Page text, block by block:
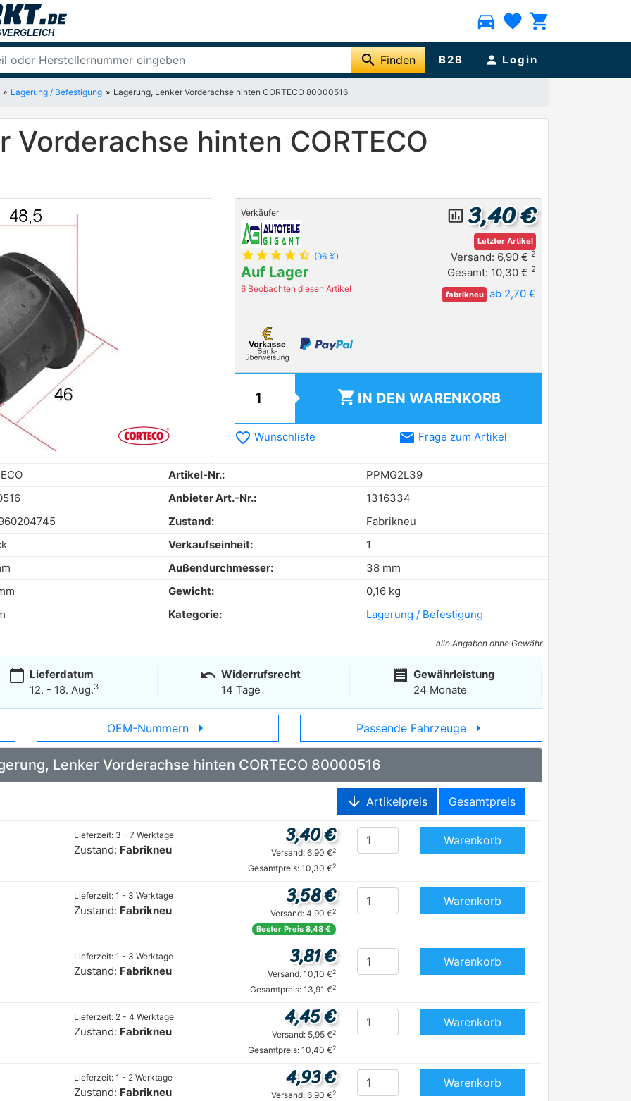
directions_car favorite shopping_cart
search Finden B2B person Login
Lagerung / Befestigung Lagerung, Lenker Vorderachse hinten CORTECO 80000516
Vorderachse hinten CORTECO
Verkäufer
star star star star star_half (96 %)
Auf Lager
6 Beobachten diesen Artikel
insert_chart_outlined 3,40 €
Letzter Artikel
Versand: 6,90 € 2
Gesamt: 10,30 € 2
fabrikneu ab 2,70 €
shopping_cart IN DEN WARENKORB
favorite_border Wunschliste email Frage zum Artikel
Artikel-Nr.:
PPMG2L39
Anbieter Art.-Nr.:
1316334
Zustand:
Fabrikneu
Verkaufseinheit:
1
Außendurchmesser:
38 mm
Gewicht:
0,16 kg
Kategorie: Lagerung / Befestigung
alle Angaben ohne Gewähr
calendar_today Lieferdatum
12. - 18. Aug.3
undo Widerrufsrecht
14 Tage
receipt Gewährleistung
24 Monate
OEM-Nummern arrow_right Passende Fahrzeuge arrow_right
Lenker Vorderachse hinten CORTECO 80000516
arrow_downward Artikelpreis Gesamtpreis
Lieferzeit: 3 - 7 Werktage
Zustand: Fabrikneu
3,40 €
Versand: 6,90 €2
Gesamtpreis: 10,30 €2
Warenkorb
Lieferzeit: 1 - 3 Werktage
Zustand: Fabrikneu
3,58 €
Versand: 4,90 €2
Bester Preis 8,48 €
Warenkorb
Lieferzeit: 1 - 3 Werktage
Zustand: Fabrikneu
3,81 €
Versand: 10,10 €2
Gesamtpreis: 13,91 €2
Warenkorb
Lieferzeit: 2 - 4 Werktage
Zustand: Fabrikneu
4,45 €
Versand: 5,95 €2
Gesamtpreis: 10,40 €2
Warenkorb
Lieferzeit: 1 - 2 Werktage
Zustand: Fabrikneu
4,93 €
Versand: 6,90 €2
Warenkorb